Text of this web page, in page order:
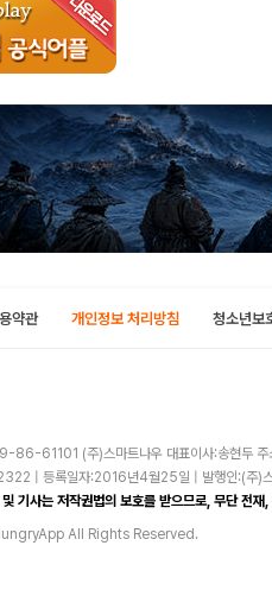
약관 개인정보 처리방침 청소년보
86-61101 (주)스마트나우 대표이사:송현
| 등록일자:2016년4월25일 | 발행인:(주)스
기사는 저작권법의 보호를 받으므로, 무단 전재
All Rights Reserved.